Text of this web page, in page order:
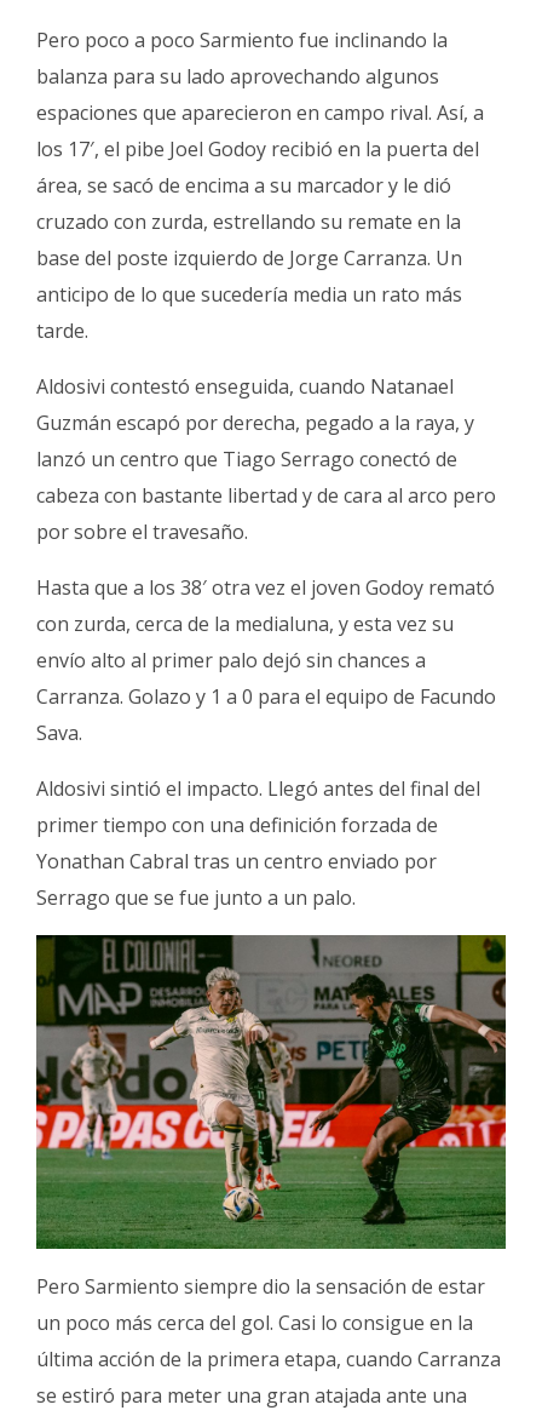
Pero poco a poco Sarmiento fue inclinando la
balanza para su lado aprovechando algunos
espaciones que aparecieron en campo rival. Así, a
los 17′, el pibe Joel Godoy recibió en la puerta del
área, se sacó de encima a su marcador y le dió
cruzado con zurda, estrellando su remate en la
base del poste izquierdo de Jorge Carranza. Un
anticipo de lo que sucedería media un rato más
tarde.
Aldosivi contestó enseguida, cuando Natanael
Guzmán escapó por derecha, pegado a la raya, y
lanzó un centro que Tiago Serrago conectó de
cabeza con bastante libertad y de cara al arco pero
por sobre el travesaño.
Hasta que a los 38′ otra vez el joven Godoy remató
con zurda, cerca de la medialuna, y esta vez su
envío alto al primer palo dejó sin chances a
Carranza. Golazo y 1 a 0 para el equipo de Facundo
Sava.
Aldosivi sintió el impacto. Llegó antes del final del
primer tiempo con una definición forzada de
Yonathan Cabral tras un centro enviado por
Serrago que se fue junto a un palo.
Pero Sarmiento siempre dio la sensación de estar
un poco más cerca del gol. Casi lo consigue en la
última acción de la primera etapa, cuando Carranza
se estiró para meter una gran atajada ante una